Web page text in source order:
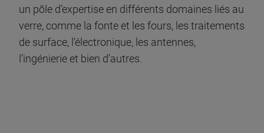
un pôle d’expertise en différents domaines liés au
verre, comme la fonte et les fours, les traitements
de surface, l’électronique, les antennes,
l’ingénierie et bien d’autres.